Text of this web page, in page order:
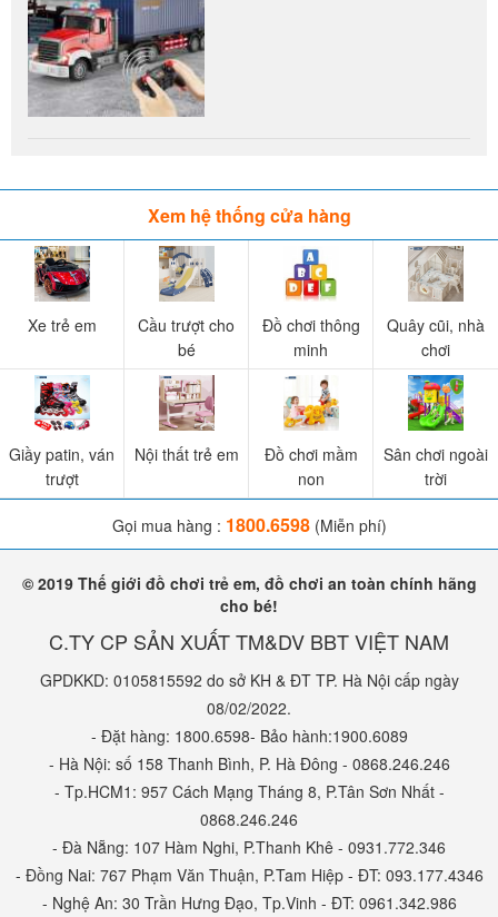
Xem hệ thống cửa hàng
Xe trẻ em
Cầu trượt cho
bé
Đồ chơi thông
minh
Quây cũi, nhà
chơi
Giầy patin, ván
trượt
Nội thất trẻ em
Đồ chơi mầm
non
Sân chơi ngoài
trời
Gọi mua hàng : 1800.6598(Miễn phí)
© 2019 Thế giới đồ chơi trẻ em, đồ chơi an toàn chính hãng
cho bé!
C.TY CP SẢN XUẤT TM&DV BBT VIỆT NAM
GPDKKD: 0105815592 do sở KH & ĐT TP. Hà Nội cấp ngày
08/02/2022.
- Đặt hàng: 1800.6598- Bảo hành:1900.6089
- Hà Nội: số 158 Thanh Bình, P. Hà Đông - 0868.246.246
- Tp.HCM1: 957 Cách Mạng Tháng 8, P.Tân Sơn Nhất -
0868.246.246
- Đà Nẵng: 107 Hàm Nghi, P.Thanh Khê - 0931.772.346
- Đồng Nai: 767 Phạm Văn Thuận, P.Tam Hiệp - ĐT: 093.177.4346
- Nghệ An: 30 Trần Hưng Đạo, Tp.Vinh - ĐT: 0961.342.986